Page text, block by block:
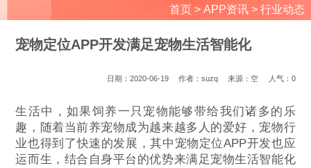
首页> APP资讯> 行业动态
宠物定位APP开发满足宠物生活智能化
日期：2020-06-19 作者：suzq 来源：空 人气： 0
生活中，如果饲养一只宠物能够带给我们诸多的乐
趣，随着当前养宠物成为越来越多人的爱好，宠物行
业也得到了快速的发展，其中宠物定位APP开发也应
运而生，结合自身平台的优势来满足宠物生活智能化